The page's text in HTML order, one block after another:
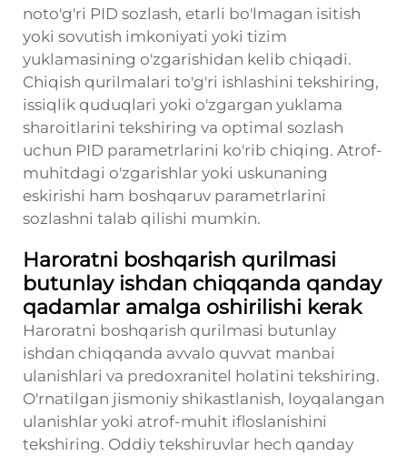
noto'g'ri PID sozlash, etarli bo'lmagan isitish
yoki sovutish imkoniyati yoki tizim
yuklamasining o'zgarishidan kelib chiqadi.
Chiqish qurilmalari to'g'ri ishlashini tekshiring,
issiqlik quduqlari yoki o'zgargan yuklama
sharoitlarini tekshiring va optimal sozlash
uchun PID parametrlarini ko'rib chiqing. Atrof-
muhitdagi o'zgarishlar yoki uskunaning
eskirishi ham boshqaruv parametrlarini
sozlashni talab qilishi mumkin.
Haroratni boshqarish qurilmasi
butunlay ishdan chiqqanda qanday
qadamlar amalga oshirilishi kerak
Haroratni boshqarish qurilmasi butunlay
ishdan chiqqanda avvalo quvvat manbai
ulanishlari va predoxranitel holatini tekshiring.
O'rnatilgan jismoniy shikastlanish, loyqalangan
ulanishlar yoki atrof-muhit ifloslanishini
tekshiring. Oddiy tekshiruvlar hech qanday